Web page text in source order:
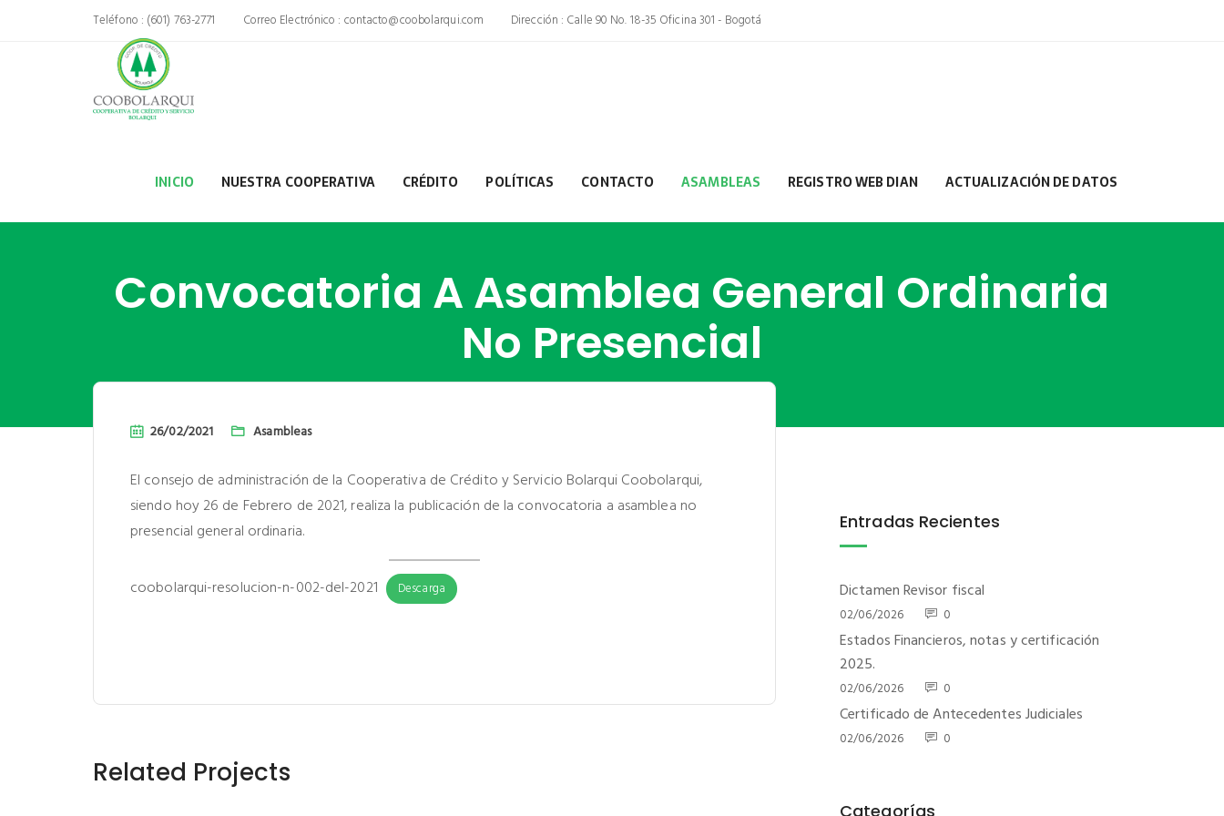
Teléfono : (601) 763-2771 Correo Electrónico : contacto@coobolarqui.com Dirección : Calle 90 No. 18-35 Oficina 301 - Bogotá
INICIO NUESTRA COOPERATIVA CRÉDITO POLÍTICAS CONTACTO ASAMBLEAS REGISTRO WEB DIAN ACTUALIZACIÓN DE DATOS
Convocatoria A Asamblea General Ordinaria
No Presencial
26/02/2021 Asambleas
El consejo de administración de la Cooperativa de Crédito y Servicio Bolarqui Coobolarqui,
siendo hoy 26 de Febrero de 2021, realiza la publicación de la convocatoria a asamblea no
presencial general ordinaria.
coobolarqui-resolucion-n-002-del-2021 Descarga
Related Projects
Entradas Recientes
Dictamen Revisor fiscal
02/06/2026 0
Estados Financieros, notas y certificación
2025.
02/06/2026 0
Certificado de Antecedentes Judiciales
02/06/2026 0
Categorías